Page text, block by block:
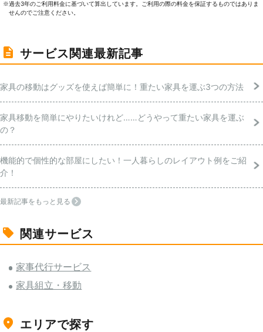
※過去3年のご利⽤料⾦に基づいて算出しています。ご利⽤の際の料⾦を保証するものではありま
せんのでご注意ください。
サービス関連最新記事
家具の移動はグッズを使えば簡単に！重たい家具を運ぶ3つの方法
家具移動を簡単にやりたいけれど……どうやって重たい家具を運ぶ
の？
機能的で個性的な部屋にしたい！一人暮らしのレイアウト例をご紹
介！
最新記事をもっと見る
関連サービス
家事代行サービス
家具組立・移動
エリアで探す